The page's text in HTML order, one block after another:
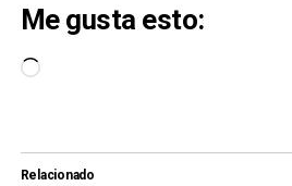
Me gusta esto:
Cargando...
Relacionado